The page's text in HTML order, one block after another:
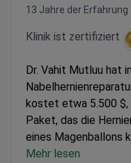
13 Jahre der Erfahrung
Klinik ist zertifiziert
Dr. Vahit Mutluu hat
kostet etwa 5.500 $,
Paket, das die
eines Magenballons
$ kostet – darin
Mehr lesen